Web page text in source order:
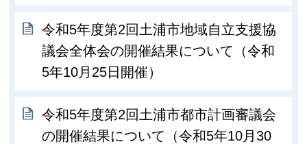
令和5年度第2回土浦市地域自立支援協
議会全体会の開催結果について（令和
5年10月25日開催）
令和5年度第2回土浦市都市計画審議会
の開催結果について（令和5年10月30